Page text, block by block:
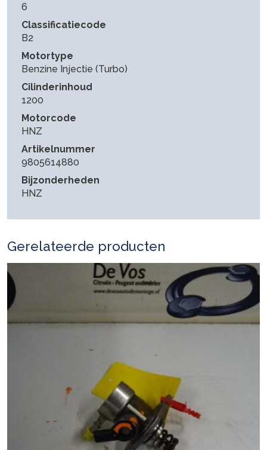
6
Classificatiecode
B2
Motortype
Benzine Injectie (Turbo)
Cilinderinhoud
1200
Motorcode
HNZ
Artikelnummer
9805614880
Bijzonderheden
HNZ
Gerelateerde producten